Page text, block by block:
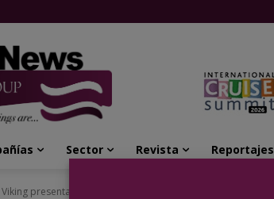
Sector Revista Reportajes
Viking presenta 14 nuevos itinerarios para 2026 y 2027